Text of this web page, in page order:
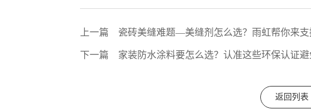
上一篇 瓷砖美缝难题—美缝剂怎么选？雨虹帮你来支
下一篇 家装防水涂料要怎么选？认准这些环保认证
返回列表